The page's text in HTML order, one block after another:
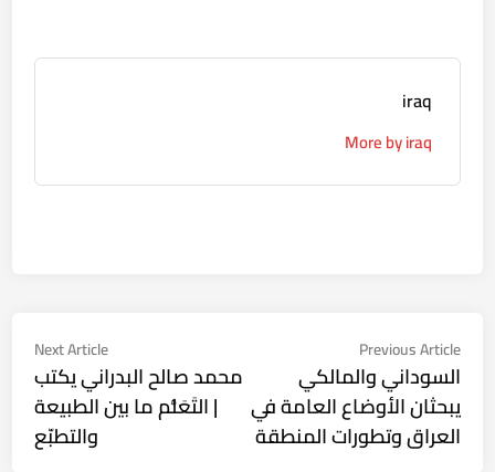
iraq
More by iraq
تصفّح
المقالات
Previous Article
article:
السوداني والمالكي
يبحثان الأوضاع العامة في
العراق وتطورات المنطقة
Next Article
Next
محمد صالح البدراني يكتب
| التَعَلُّم ما بين الطبيعة
والتطبّع